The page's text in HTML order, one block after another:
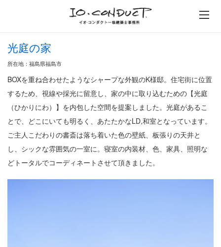
イオ・コンダクト一級建築士
光庭の家
所在地：福島県福島市
BOXを重ね合わせたようなシャープな外観のK様邸。住宅街に位置
するため、視線や採光に留意し、家の中に取り込むための【光庭
（ひかりにわ）】を内包した空間を提案しました。光庭があるこ
とで、どこにいても明るく、あたたかなLD,和室となっています。
ご主人こだわりの書斎は落ち着いた色の壁紙、板張りの天井と
し、シックな雰囲気の一室に。寝室の内装材、色、家具、照明な
どトータルでコーディネートさせて頂きました。